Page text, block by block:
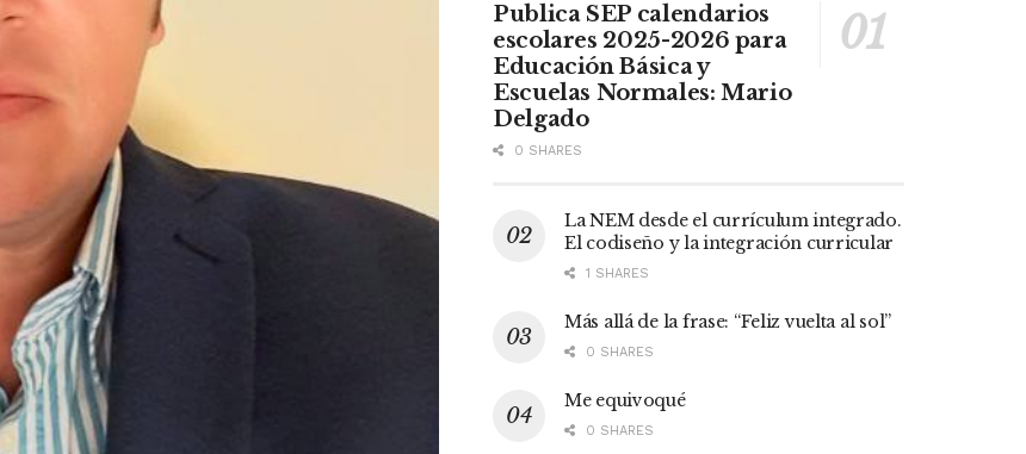
Publica SEP calendarios
escolares 2025-2026 para
Educación Básica y
Escuelas Normales: Mario
Delgado
0 SHARES
La NEM desde el currículum integrado.
El codiseño y la integración curricular
1 SHARES
Más allá de la frase: “Feliz vuelta al sol”
0 SHARES
Me equivoqué
0 SHARES